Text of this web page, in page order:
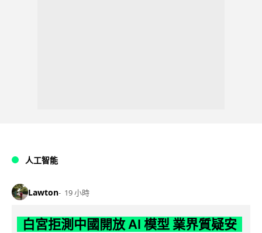
人工智能
Lawton 19 小時
白宮拒測中國開放 AI 模型 業界質疑安